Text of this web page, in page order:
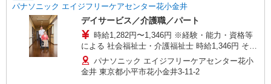
パナソニック エイジフリーケアセンター花小金井
デイサービス／介護職／パート
時給1,282円〜1,346円 ※経験・能力・資格等
による 社会福祉士・介護福祉士 時給1,346円 その
他資格 時給1,282円 【東京都居住支援特別手当】
別途支給 月額2万円！ ＊支給対象は所定労働時間
週20時間以上の雇用契約者に限る ※一律処遇改善
パナソニック エイジフリーケアセンター花小
金井 東京都小平市花小金井3-11-2